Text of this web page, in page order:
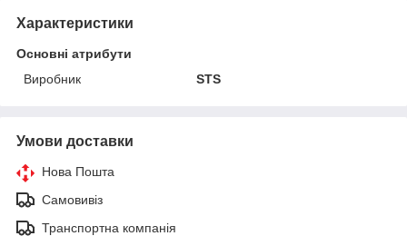
Характеристики
Основні атрибути
Виробник
STS
Умови доставки
Нова Пошта
Самовивіз
Транспортна компанія